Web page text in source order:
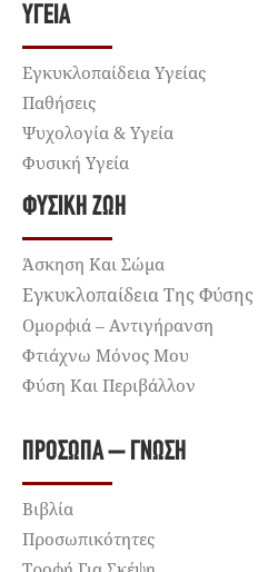
ΥΓΕΊΑ
Εγκυκλοπαίδεια Υγείας
Παθήσεις
Ψυχολογία & Υγεία
Φυσική Υγεία
ΦΥΣΙΚΉ ΖΩΉ
Άσκηση Και Σώμα
Εγκυκλοπαίδεια Της Φύσης
Ομορφιά – Αντιγήρανση
Φτιάχνω Μόνος Μου
Φύση Και Περιβάλλον
ΠΡΌΣΩΠΑ – ΓΝΏΣΗ
Βιβλία
Προσωπικότητες